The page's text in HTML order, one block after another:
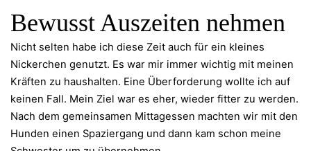
Bewusst Auszeiten nehmen
Nicht selten habe ich diese Zeit auch für ein kleines
Nickerchen genutzt. Es war mir immer wichtig mit meinen
Kräften zu haushalten. Eine Überforderung wollte ich auf
keinen Fall. Mein Ziel war es eher, wieder fitter zu werden.
Nach dem gemeinsamen Mittagessen machten wir mit den
Hunden einen Spaziergang und dann kam schon meine